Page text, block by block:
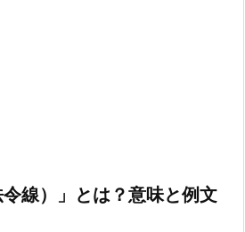
令線）」とは？意味と例文